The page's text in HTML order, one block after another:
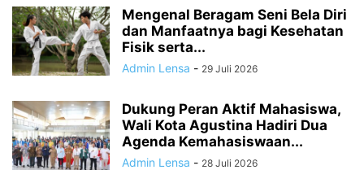
Mengenal Beragam Seni Bela Diri
dan Manfaatnya bagi Kesehatan
Fisik serta...
Admin Lensa - 29 Juli 2026
Dukung Peran Aktif Mahasiswa,
Wali Kota Agustina Hadiri Dua
Agenda Kemahasiswaan...
Admin Lensa - 28 Juli 2026